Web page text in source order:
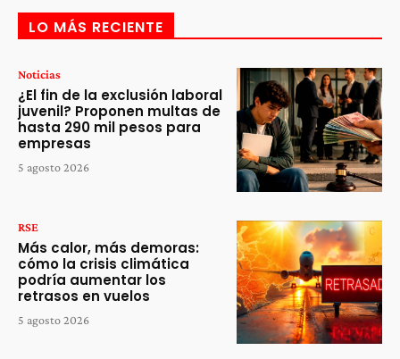
LO MÁS RECIENTE
Noticias
¿El fin de la exclusión laboral
juvenil? Proponen multas de
hasta 290 mil pesos para
empresas
5 agosto 2026
RSE
Más calor, más demoras:
cómo la crisis climática
podría aumentar los
retrasos en vuelos
5 agosto 2026